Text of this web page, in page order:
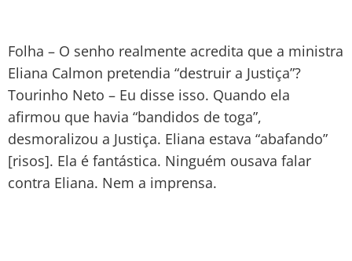
Folha – O senho realmente acredita que a ministra
Eliana Calmon pretendia “destruir a Justiça”?
Tourinho Neto – Eu disse isso. Quando ela
afirmou que havia “bandidos de toga”,
desmoralizou a Justiça. Eliana estava “abafando”
[risos]. Ela é fantástica. Ninguém ousava falar
contra Eliana. Nem a imprensa.